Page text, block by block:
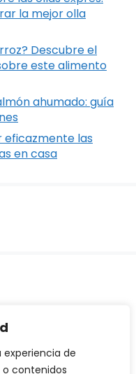
experiencia de
contenidos
la mejor olla
Descubre el
este alimento
ahumado: guía
las
en casa